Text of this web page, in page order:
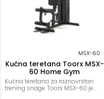
MSX-60
Kućna teretana Toorx MSX-
60 Home Gym
Kućna teretana za raznovrstan
trening snage Toorx MSX-60 je...